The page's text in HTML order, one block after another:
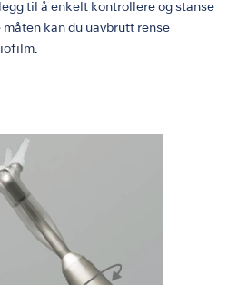
til å enkelt kontrollere og stanse
kan du uavbrutt rense